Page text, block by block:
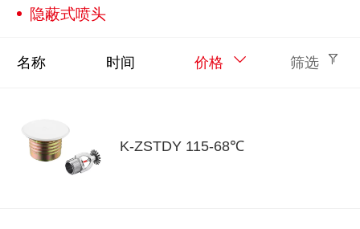
隐蔽式喷头
名称 时间 价格 筛选
K-ZSTDY 115-68℃